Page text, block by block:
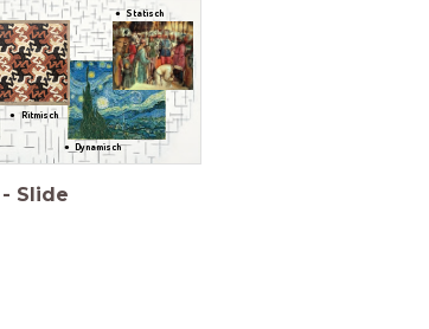
Ritmisch
Dynamisch
Statisch
- Slide